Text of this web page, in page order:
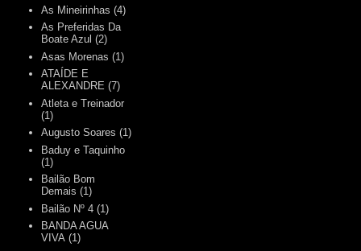
As Mineirinhas (4)
As Preferidas Da
Boate Azul (2)
Asas Morenas (1)
ATAÍDE E
ALEXANDRE (7)
Atleta e Treinador
(1)
Augusto Soares (1)
Baduy e Taquinho
(1)
Bailão Bom
Demais (1)
Bailão Nº 4 (1)
BANDA AGUA
VIVA (1)